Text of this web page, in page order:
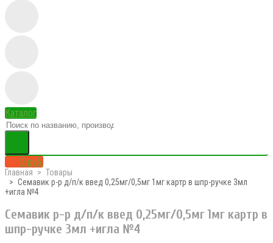
Каталог
0 руб.
Главная
Товары
Семавик р-р д/п/к введ 0,25мг/0,5мг 1мг картр в шпр-ручке 3мл
+игла №4
Семавик р-р д/п/к введ 0,25мг/0,5мг 1мг картр в
шпр-ручке 3мл +игла №4